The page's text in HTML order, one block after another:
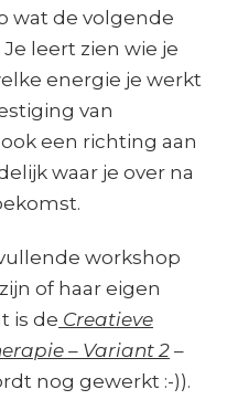
wat de volgende
leert zien wie je
energie je werkt
van
een richting aan
waar je over na
workshop
of haar eigen
is de Creatieve
– Variant 2 –
nog gewerkt :-)).